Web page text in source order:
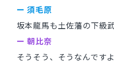
ー 須毛原
坂本龍馬も土佐藩の下級
ー 朝比奈
そうそう、そうなんです